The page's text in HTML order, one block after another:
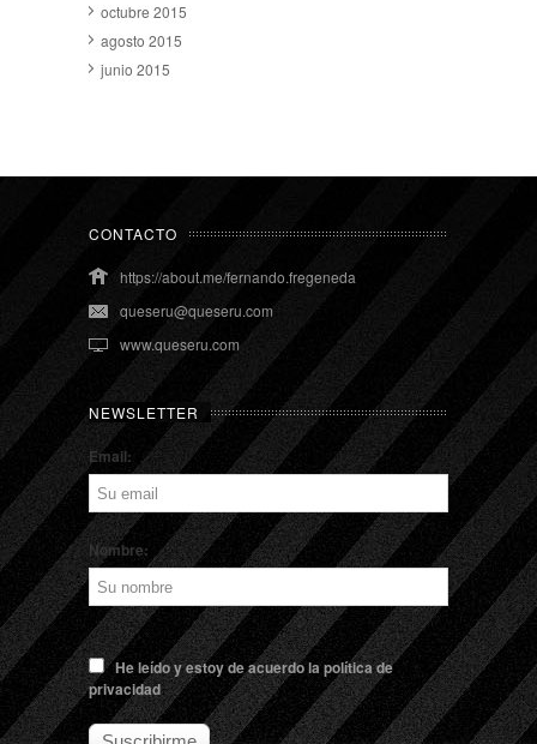
octubre 2015
agosto 2015
junio 2015
CONTACTO
https://about.me/fernando.fregeneda
queseru@queseru.com
www.queseru.com
NEWSLETTER
Email:
Nombre:
He leído y estoy de acuerdo la política de
privacidad